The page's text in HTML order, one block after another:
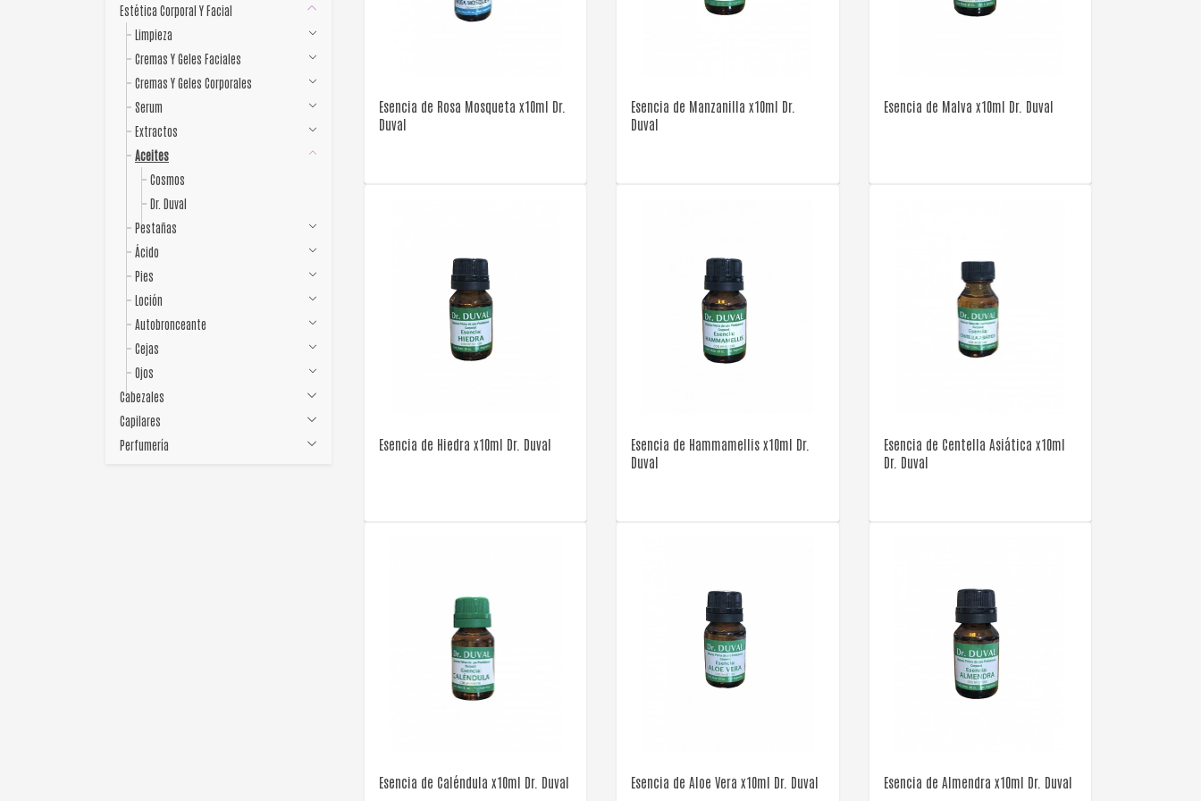
Estética Corporal Y Facial
Limpieza
Cremas Y Geles Faciales
Cremas Y Geles Corporales
Serum
Extractos
Aceites
Cosmos
Dr. Duval
Pestañas
Ácido
Pies
Loción
Autobronceante
Cejas
Ojos
Cabezales
Capilares
Perfumería
Esencia de Rosa Mosqueta x10ml Dr.
Duval
Esencia de Manzanilla x10ml Dr.
Duval
Esencia de Malva x10ml Dr. Duval
Esencia de Hiedra x10ml Dr. Duval
Esencia de Hammamellis x10ml Dr.
Duval
Esencia de Centella Asiática x10ml
Dr. Duval
Esencia de Caléndula x10ml Dr. Duval Esencia de Aloe Vera x10ml Dr. Duval Esencia de Almendra x10ml Dr. Duval